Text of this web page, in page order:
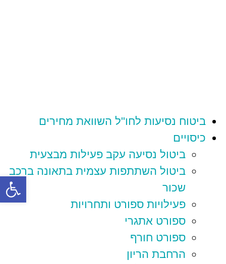
ביטוח נסיעות לחו"ל השוואת מחירים
כיסויים
ביטול נסיעה עקב פעילות מבצעית
ביטול השתתפות עצמית בתאונה ברכב
שכור
פעילויות ספורט ותחרויות
ספורט אתגרי
ספורט חורף
הרחבת הריון
פתח